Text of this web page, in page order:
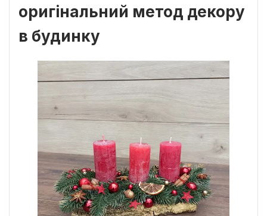
оригінальний метод декору
в будинку